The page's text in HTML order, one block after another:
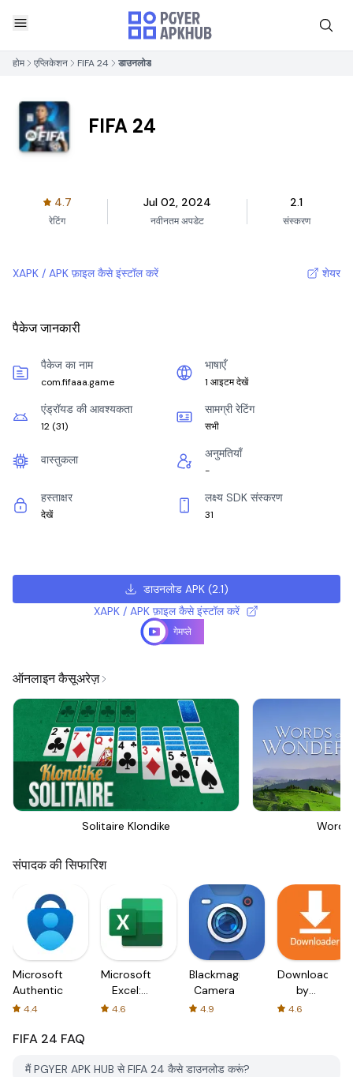
होम एप्लिकेशन FIFA 24 डाउनलोड
FIFA 24
4.7
रेटिंग
Jul 02, 2024
नवीनतम अपडेट
2.1
संस्करण
XAPK / APK फ़ाइल कैसे इंस्टॉल करें शेयर
पैकेज जानकारी
पैकेज का नाम
com.fifaaa.game
भाषाएँ
1 आइटम देखें
एंड्रॉयड की आवश्यकता
12 (31)
सामग्री रेटिंग
सभी
वास्तुकला अनुमतियाँ
-
हस्ताक्षर
देखें
लक्ष्य SDK संस्करण
31
डाउनलोड APK(2.1)
XAPK / APK फ़ाइल कैसे इंस्टॉल करें
गेमप्ले
ऑनलाइन कैसूअरेज़
Solitaire Klondike
संपादक की सिफारिश
Microsoft
Authenticator
4.4
Microsoft
Excel:
Spreadsheets
4.6
Blackmagic
Camera
4.9
Downloader
by
AFTVnews
4.6
FIFA 24 FAQ
मैं PGYER APK HUB से FIFA 24 कैसे डाउनलोड करूं?